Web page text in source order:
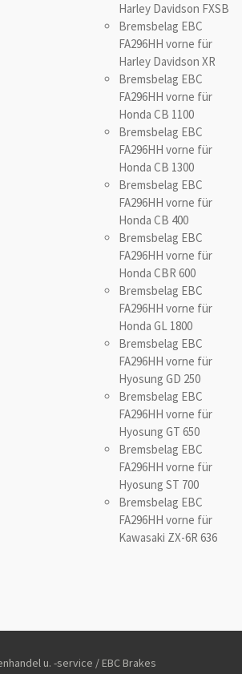
Harley Davidson FXSB
Bremsbelag EBC
FA296HH vorne für
Harley Davidson XR
Bremsbelag EBC
FA296HH vorne für
Honda CB 1100
Bremsbelag EBC
FA296HH vorne für
Honda CB 1300
Bremsbelag EBC
FA296HH vorne für
Honda CB 400
Bremsbelag EBC
FA296HH vorne für
Honda CBR 600
Bremsbelag EBC
FA296HH vorne für
Honda GL 1800
Bremsbelag EBC
FA296HH vorne für
Hyosung GD 250
Bremsbelag EBC
FA296HH vorne für
Hyosung GT 650
Bremsbelag EBC
FA296HH vorne für
Hyosung ST 700
Bremsbelag EBC
FA296HH vorne für
Kawasaki ZX-6R 636
u. -service / EBC Brakes